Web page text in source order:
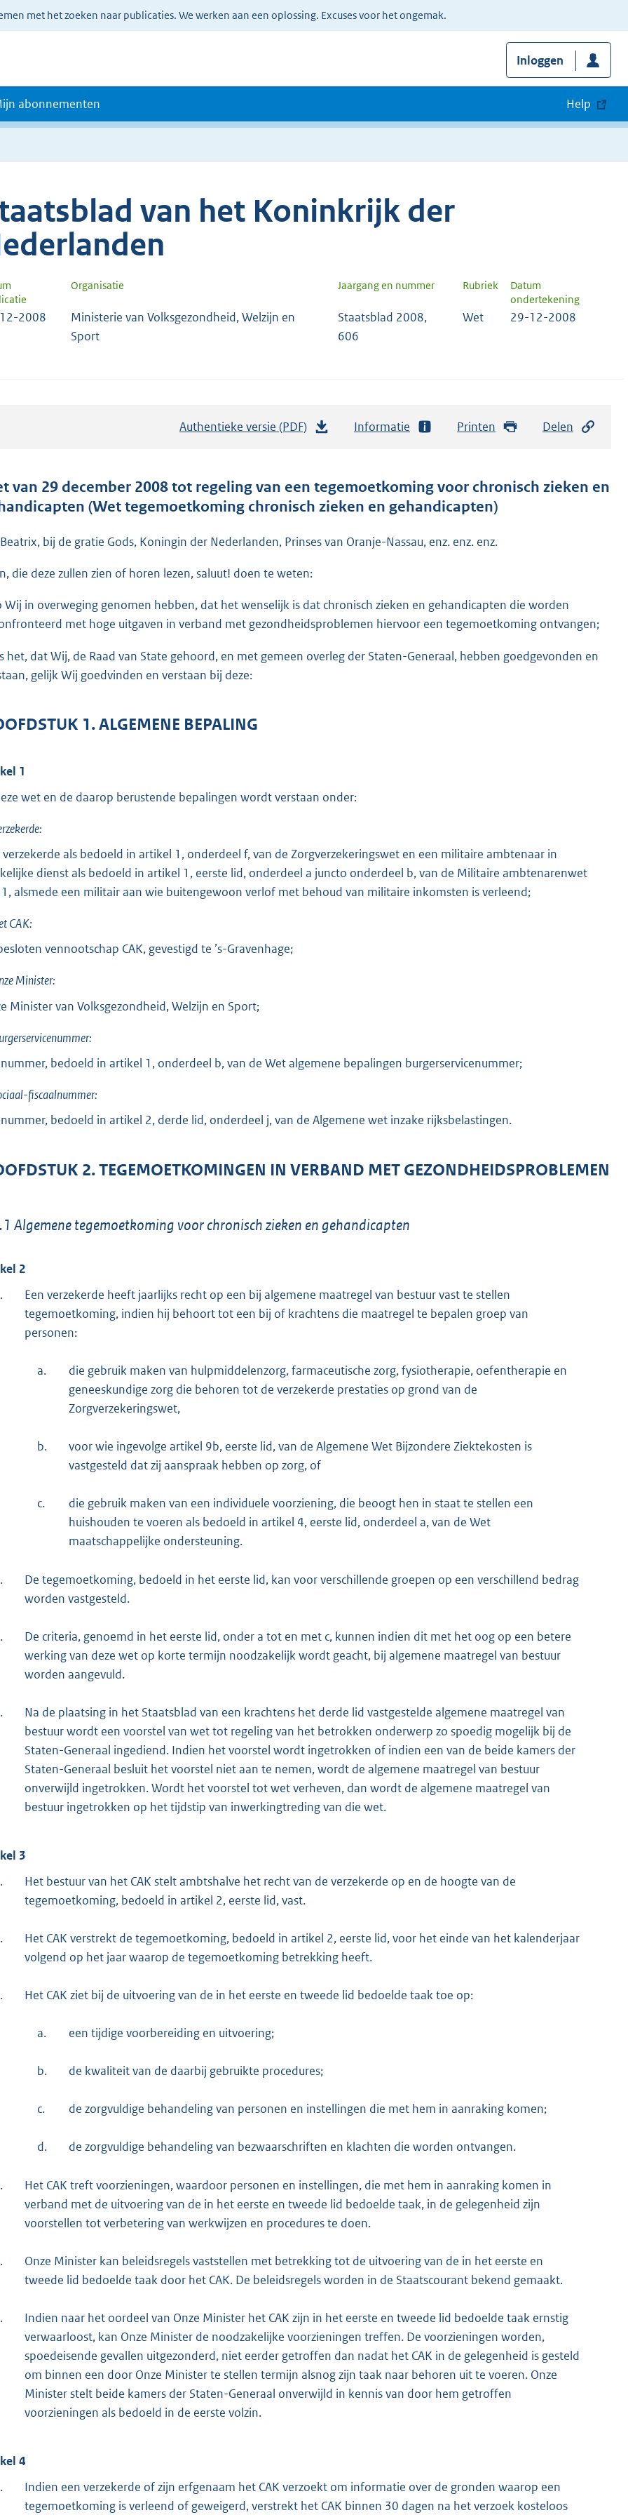
met het zoeken naar publicaties. We werken aan een oplossing. Excuses voor het ongemak.
Inloggen
abonnementen Help
van het Koninkrijk der
Organisatie Jaargang en nummer Rubriek
Datum
ondertekening
2008
Ministerie van Volksgezondheid, Welzijn en
Sport
Staatsblad 2008,
606
Wet 29-12-2008
Authentieke versie (PDF)
t
a
d
g
r
o
t
Informatie Printen Delen
van 29 december 2008 tot regeling van een tegemoetkoming voor chronisch zieken en
(Wet tegemoetkoming chronisch zieken en gehandicapten)
bij de gratie Gods, Koningin der Nederlanden, Prinses van Oranje-Nassau, enz. enz. enz.
die deze zullen zien of horen lezen, saluut! doen te weten:
Wij in overweging genomen hebben, dat het wenselijk is dat chronisch zieken en gehandicapten die worden
met hoge uitgaven in verband met gezondheidsproblemen hiervoor een tegemoetkoming ontvangen;
het, dat Wij, de Raad van State gehoord, en met gemeen overleg der Staten-Generaal, hebben goedgevonden en
gelijk Wij goedvinden en verstaan bij deze:
1. ALGEMENE BEPALING
1
wet en de daarop berustende bepalingen wordt verstaan onder:
verzekerde als bedoeld in artikel 1, onderdeel f, van de Zorgverzekeringswet en een militaire ambtenaar in
dienst als bedoeld in artikel 1, eerste lid, onderdeel a juncto onderdeel b, van de Militaire ambtenarenwet
alsmede een militair aan wie buitengewoon verlof met behoud van militaire inkomsten is verleend;
CAK:
vennootschap CAK, gevestigd te ’s-Gravenhage;
Minister:
Minister van Volksgezondheid, Welzijn en Sport;
bedoeld in artikel 1, onderdeel b, van de Wet algemene bepalingen burgerservicenummer;
fiscaalnummer:
bedoeld in artikel 2, derde lid, onderdeel j, van de Algemene wet inzake rijksbelastingen.
2. TEGEMOETKOMINGEN IN VERBAND MET GEZONDHEIDSPROBLEMEN
Algemene tegemoetkoming voor chronisch zieken en gehandicapten
2
Een verzekerde heeft jaarlijks recht op een bij algemene maatregel van bestuur vast te stellen
tegemoetkoming, indien hij behoort tot een bij of krachtens die maatregel te bepalen groep van
personen:
a.
die gebruik maken van hulpmiddelenzorg, farmaceutische zorg, fysiotherapie, oefentherapie en
geneeskundige zorg die behoren tot de verzekerde prestaties op grond van de
Zorgverzekeringswet,
b.
voor wie ingevolge artikel 9b, eerste lid, van de Algemene Wet Bijzondere Ziektekosten is
vastgesteld dat zij aanspraak hebben op zorg, of
c.
die gebruik maken van een individuele voorziening, die beoogt hen in staat te stellen een
huishouden te voeren als bedoeld in artikel 4, eerste lid, onderdeel a, van de Wet
maatschappelijke ondersteuning.
De tegemoetkoming, bedoeld in het eerste lid, kan voor verschillende groepen op een verschillend bedrag
worden vastgesteld.
De criteria, genoemd in het eerste lid, onder a tot en met c, kunnen indien dit met het oog op een betere
werking van deze wet op korte termijn noodzakelijk wordt geacht, bij algemene maatregel van bestuur
worden aangevuld.
Na de plaatsing in het Staatsblad van een krachtens het derde lid vastgestelde algemene maatregel van
bestuur wordt een voorstel van wet tot regeling van het betrokken onderwerp zo spoedig mogelijk bij de
Staten-Generaal ingediend. Indien het voorstel wordt ingetrokken of indien een van de beide kamers der
Staten-Generaal besluit het voorstel niet aan te nemen, wordt de algemene maatregel van bestuur
onverwijld ingetrokken. Wordt het voorstel tot wet verheven, dan wordt de algemene maatregel van
bestuur ingetrokken op het tijdstip van inwerkingtreding van die wet.
3
Het bestuur van het CAK stelt ambtshalve het recht van de verzekerde op en de hoogte van de
tegemoetkoming, bedoeld in artikel 2, eerste lid, vast.
Het CAK verstrekt de tegemoetkoming, bedoeld in artikel 2, eerste lid, voor het einde van het kalenderjaar
volgend op het jaar waarop de tegemoetkoming betrekking heeft.
Het CAK ziet bij de uitvoering van de in het eerste en tweede lid bedoelde taak toe op:
a. een tijdige voorbereiding en uitvoering;
b. de kwaliteit van de daarbij gebruikte procedures;
c. de zorgvuldige behandeling van personen en instellingen die met hem in aanraking komen;
d. de zorgvuldige behandeling van bezwaarschriften en klachten die worden ontvangen.
Het CAK treft voorzieningen, waardoor personen en instellingen, die met hem in aanraking komen in
verband met de uitvoering van de in het eerste en tweede lid bedoelde taak, in de gelegenheid zijn
voorstellen tot verbetering van werkwijzen en procedures te doen.
Onze Minister kan beleidsregels vaststellen met betrekking tot de uitvoering van de in het eerste en
tweede lid bedoelde taak door het CAK. De beleidsregels worden in de Staatscourant bekend gemaakt.
Indien naar het oordeel van Onze Minister het CAK zijn in het eerste en tweede lid bedoelde taak ernstig
verwaarloost, kan Onze Minister de noodzakelijke voorzieningen treffen. De voorzieningen worden,
spoedeisende gevallen uitgezonderd, niet eerder getroffen dan nadat het CAK in de gelegenheid is gesteld
om binnen een door Onze Minister te stellen termijn alsnog zijn taak naar behoren uit te voeren. Onze
Minister stelt beide kamers der Staten-Generaal onverwijld in kennis van door hem getroffen
voorzieningen als bedoeld in de eerste volzin.
4
Indien een verzekerde of zijn erfgenaam het CAK verzoekt om informatie over de gronden waarop een
tegemoetkoming is verleend of geweigerd, verstrekt het CAK binnen 30 dagen na het verzoek kosteloos